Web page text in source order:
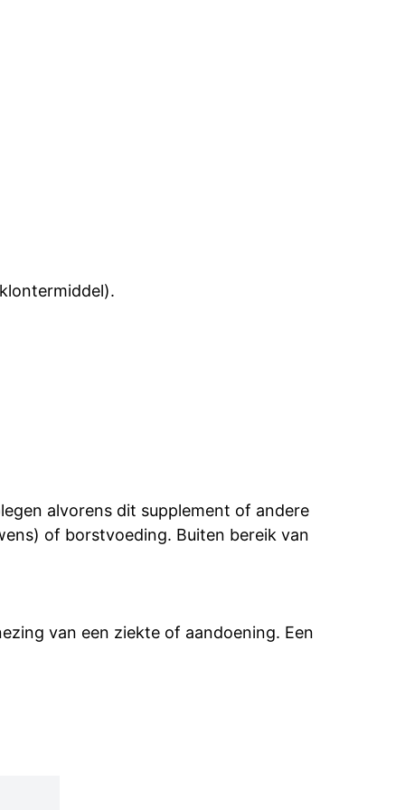
alvorens dit supplement of andere
of borstvoeding. Buiten bereik van
van een ziekte of aandoening. Een